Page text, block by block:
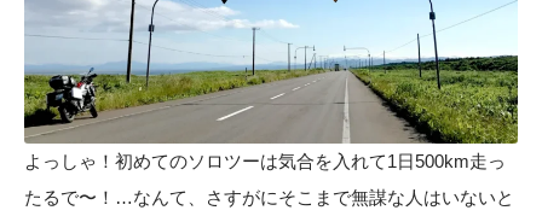
よっしゃ！初めてのソロツーは気合を入れて1日500km走っ
たるで〜！…なんて、さすがにそこまで無謀な人はいないと